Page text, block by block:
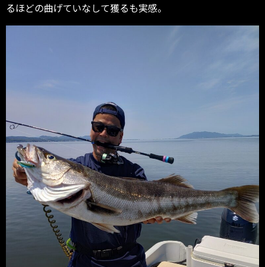
るほどの曲げていなして獲るも実感。